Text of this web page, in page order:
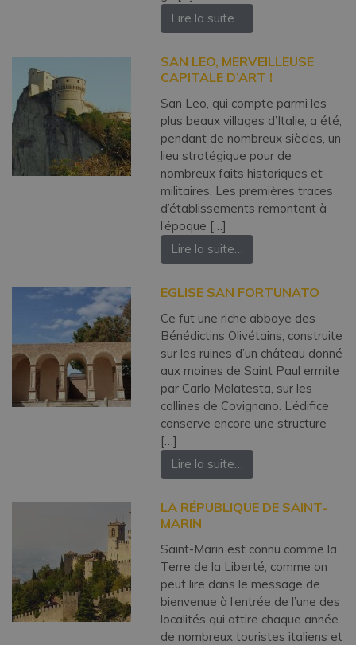
Lire la suite…
SAN LEO, MERVEILLEUSE
CAPITALE D’ART !
San Leo, qui compte parmi les
plus beaux villages d’Italie, a été,
pendant de nombreux siècles, un
lieu stratégique pour de
nombreux faits historiques et
militaires. Les premières traces
d’établissements remontent à
l’époque […]
Lire la suite…
EGLISE SAN FORTUNATO
Ce fut une riche abbaye des
Bénédictins Olivétains, construite
sur les ruines d’un château donné
aux moines de Saint Paul ermite
par Carlo Malatesta, sur les
collines de Covignano. L’édifice
conserve encore une structure
[…]
Lire la suite…
LA RÉPUBLIQUE DE SAINT-
MARIN
Saint-Marin est connu comme la
Terre de la Liberté, comme on
peut lire dans le message de
bienvenue à l’entrée de l’une des
localités qui attire chaque année
de nombreux touristes italiens et